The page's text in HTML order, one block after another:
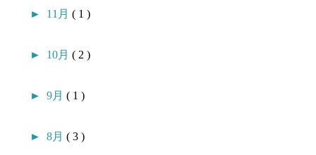
► 11月( 1 )
► 10月( 2 )
►9月( 1 )
►8月( 3 )